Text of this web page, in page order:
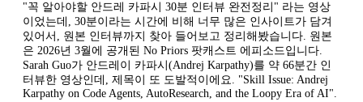
"꼭 알아야할 안드레 카파시 30분 인터뷰 완전정리" 라는 영상
이었는데, 30분이라는 시간에 비해 너무 많은 인사이트가 담겨
있어서, 원본 인터뷰까지 찾아 들어보고 정리해봤습니다. 원본
은 2026년 3월에 공개된 No Priors 팟캐스트 에피소드입니다.
Sarah Guo가 안드레이 카파시(Andrej Karpathy)를 약 66분간 인
터뷰한 영상인데, 제목이 또 도발적이에요. "Skill Issue: Andrej
Karpathy on Code Agents, AutoResearch, and the Loopy Era of AI".